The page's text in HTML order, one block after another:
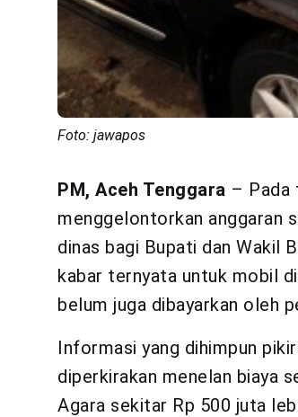
Foto: jawapos
PM, Aceh Tenggara – Pada
menggelontorkan anggaran
dinas bagi Bupati dan Wakil
kabar ternyata untuk mobil
belum juga dibayarkan oleh
Informasi yang dihimpun
diperkirakan menelan biaya
Agara sekitar Rp 500 juta